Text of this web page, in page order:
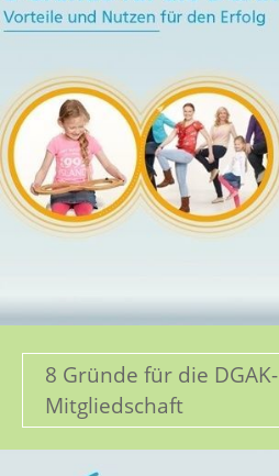
8 Gründe für die DGAK-
Mitgliedschaft